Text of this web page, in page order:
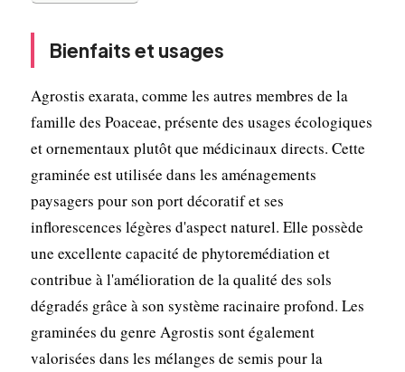
Bienfaits et usages
Agrostis exarata, comme les autres membres de la
famille des Poaceae, présente des usages écologiques
et ornementaux plutôt que médicinaux directs. Cette
graminée est utilisée dans les aménagements
paysagers pour son port décoratif et ses
inflorescences légères d'aspect naturel. Elle possède
une excellente capacité de phytoremédiation et
contribue à l'amélioration de la qualité des sols
dégradés grâce à son système racinaire profond. Les
graminées du genre Agrostis sont également
valorisées dans les mélanges de semis pour la